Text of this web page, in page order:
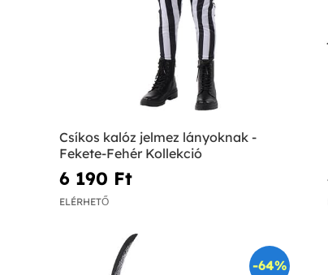
Csíkos kalóz jelmez lányoknak -
Fekete-Fehér Kollekció
6 190 Ft‎
ELÉRHETŐ
-64%